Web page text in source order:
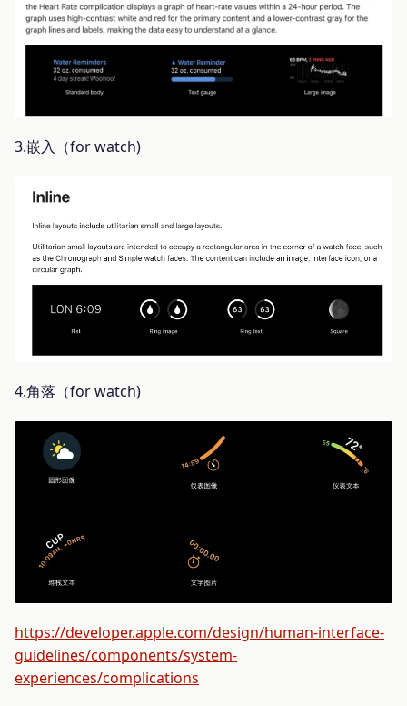
3.嵌入（for watch)
4.角落（for watch)
https://developer.apple.com/design/human-interface-
guidelines/components/system-
experiences/complications